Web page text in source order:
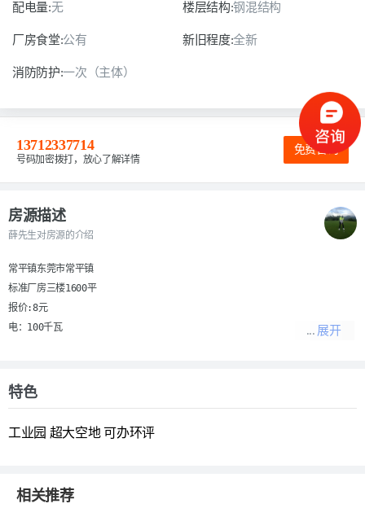
配电量:无 楼层结构:钢混结构
厂房食堂:公有 新旧程度:全新
消防防护:一次（主体）
13712337714
号码加密拨打，放心了解详情
免费咨询
房源描述
薛先生对房源的介绍
常平镇东莞市常平镇
标准厂房三楼1600平
报价:8元
电：100千瓦
联系我时，请说明是在
展开
特色
工业园 超大空地可办环评
相关推荐